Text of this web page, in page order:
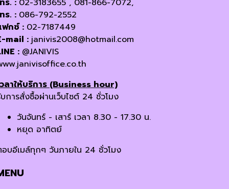
ร. : 02-3183655 , 081-866-7072,
ร. : 086-792-2552
กซ์ : 02-7187449
mail : janivis2008@hotmail.com
: @JANIVIS
ลาให้บริการ (Business hour)
การสั่งซื้อผ่านเว็บไซต์ 24 ชั่วโมง
วันจันทร์ - เสาร์ เวลา 8.30 - 17.30 น.
หยุด อาทิตย์
บอีเมล์ทุกๆ วันภายใน 24 ชั่วโมง